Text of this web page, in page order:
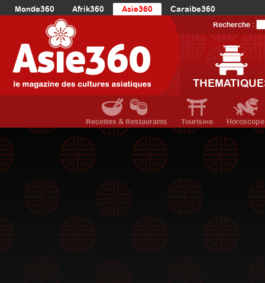
Monde360 Afrik360 Asie360
Caraibe360
Europe360
AmériqueDuNord360
Océanie360
Recherche :
Recettes & Restaurants Tourisme Horoscope